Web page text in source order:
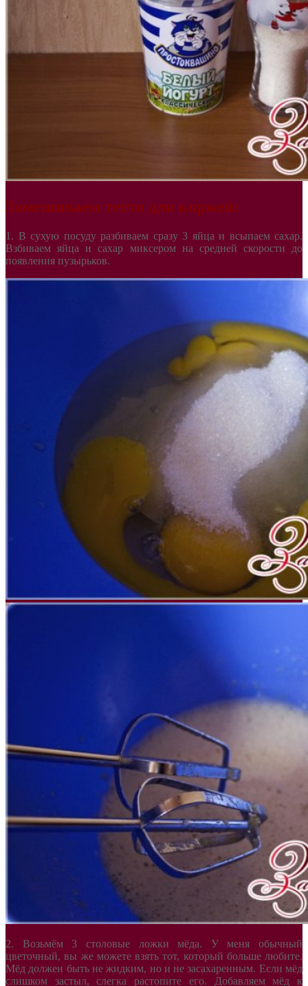
Замешиваем тесто для коржей:
1. В сухую посуду разбиваем сразу 3 яйца и всыпаем сахар.
Взбиваем яйца и сахар миксером на средней скорости до
появления пузырьков.
2. Возьмём 3 столовые ложки мёда. У меня обычный
цветочный, вы же можете взять тот, который больше любите.
Мёд должен быть не жидким, но и не засахаренным. Если мёд
слишком застыл, слегка растопите его. Добавляем мёд к